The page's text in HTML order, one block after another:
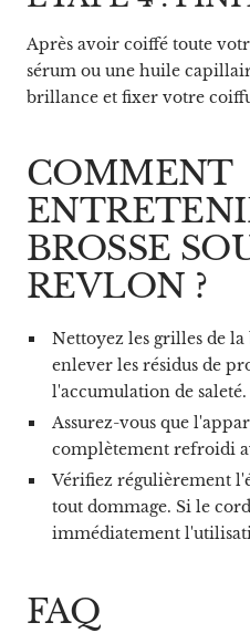
Après avoir coiffé toute
sérum ou une huile
brillance et fixer votre
COMMENT
BROSSE
REVLON ?
Nettoyez les grilles de
enlever les résidus de
l'accumulation de saleté.
Assurez-vous que
complètement refroidi
Vérifiez régulièrement
tout dommage. Si le
immédiatement
FAQ